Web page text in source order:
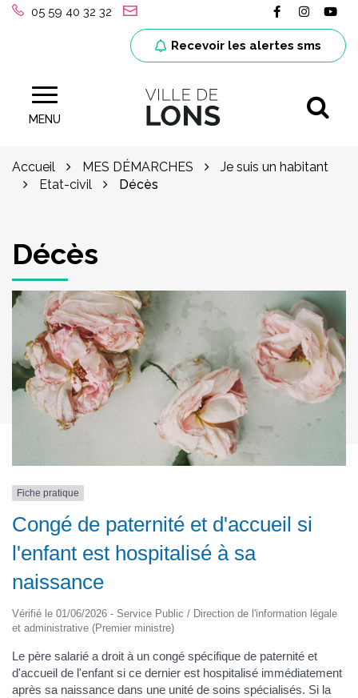
Gestion des traceurs
05 59 40 32 32 Lien vers le
Lien
Recevoir les alertes sms
MENU Site officiel de la ville de Lons (64)
Accueil MES DÉMARCHES
Je suis un habitant
Etat-civil
Décès
Décès
Fiche pratique
Congé de paternité et d'accueil si
l'enfant est hospitalisé à sa
naissance
Vérifié le 01/06/2026 - Service Public / Direction de l'information légale
et administrative (Premier ministre)
Le père salarié a droit à un congé spécifique de paternité et
d'accueil de l'enfant si ce dernier est hospitalisé immédiatement
après sa naissance dans une unité de soins spécialisés. Si la